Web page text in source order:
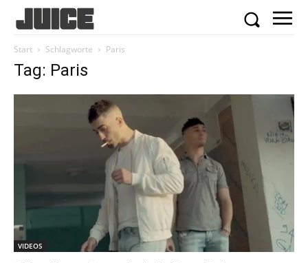
Start Schlagworte Paris
Tag: Paris
VIDEOS